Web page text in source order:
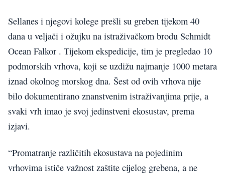
Sellanes i njegovi kolege prešli su greben tijekom 40
dana u veljači i ožujku na istraživačkom brodu Schmidt
Ocean Falkor . Tijekom ekspedicije, tim je pregledao 10
podmorskih vrhova, koji se uzdižu najmanje 1000 metara
iznad okolnog morskog dna. Šest od ovih vrhova nije
bilo dokumentirano znanstvenim istraživanjima prije, a
svaki vrh imao je svoj jedinstveni ekosustav, prema
izjavi.
“Promatranje različitih ekosustava na pojedinim
vrhovima ističe važnost zaštite cijelog grebena, a ne